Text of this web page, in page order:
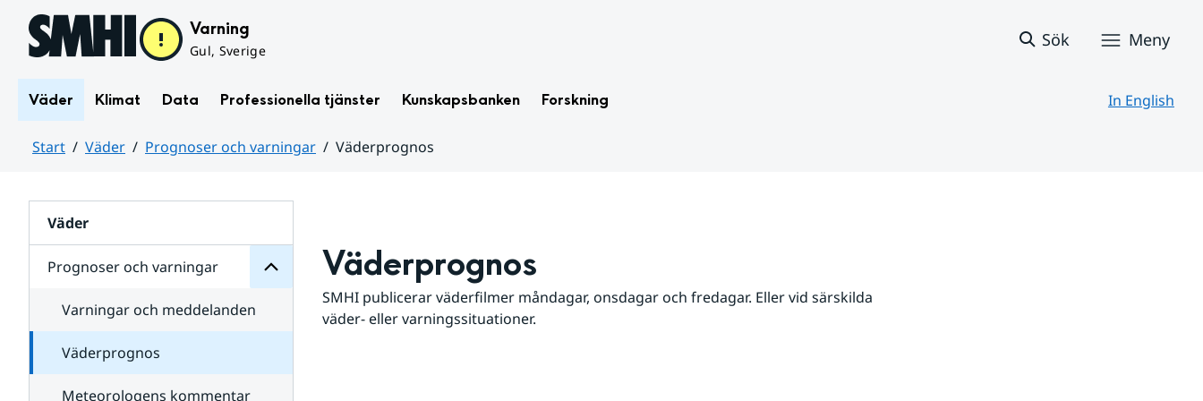
Hoppa till sidans innehåll Varning
Gul, Sverige
Sök Meny
Väder Klimat Data Professionella tjänster Kunskapsbanken Forskning In English
Start Väder Prognoser och varningar
Väderprognos
Väder
Prognoser och varningar
för
varningar
Varningar och meddelanden
Väderprognos
Meteorologens kommentar
Väderprognos
SMHI publicerar väderfilmer måndagar, onsdagar och fredagar. Eller vid särskilda
väder- eller varningssituationer.